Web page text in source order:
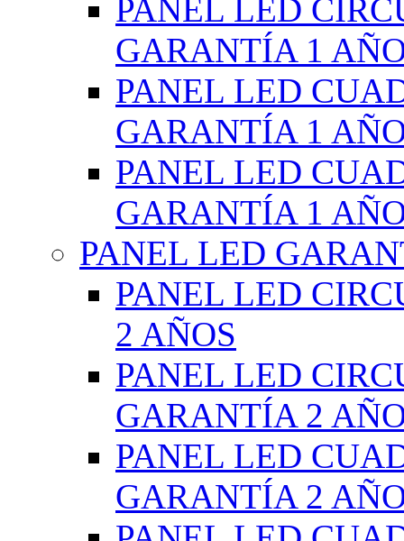
PANEL LED
GARANTÍA 1
PANEL LED
GARANTÍA 1
PANEL LED
GARANTÍA 1
PANEL LED
PANEL LED
2 AÑOS
PANEL LED
GARANTÍA 2
PANEL LED
GARANTÍA 2